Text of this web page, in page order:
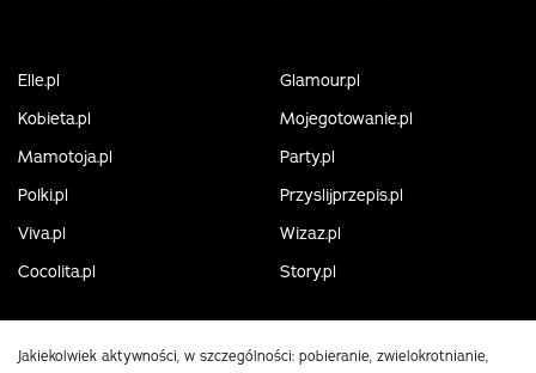
Elle.pl
Glamour.pl
Kobieta.pl
Mojegotowanie.pl
Mamotoja.pl
Party.pl
Polki.pl
Przyslijprzepis.pl
Viva.pl
Wizaz.pl
Cocolita.pl
Story.pl
Jakiekolwiek aktywności, w szczególności: pobieranie, zwielokrotnianie,